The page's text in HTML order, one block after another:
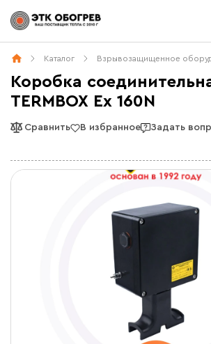
Каталог Взрывозащищенное
Коробка
TERMBOX Ex 160N
Сравнить В избранное Задать